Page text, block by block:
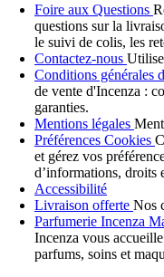
Foire aux Questions
questions sur la
le suivi de colis, les
Contactez-nous
Conditions générales
de vente d'Incenza :
garanties.
Mentions légales
Préférences Cookies
et gérez vos
d’informations, droits
Accessibilité
Livraison offerte Nos
Parfumerie Incenza
Incenza vous
parfums, soins et